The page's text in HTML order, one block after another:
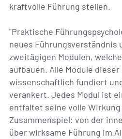
kraftvolle Führung stellen.
"Praktische
neues Führungsverständnis
zweitägigen Modulen,
aufbauen. Alle Module
wissenschaftlich fundiert
verankert. Jedes Modul ist
entfaltet seine volle
Zusammenspiel: von der
über wirksame Führung im